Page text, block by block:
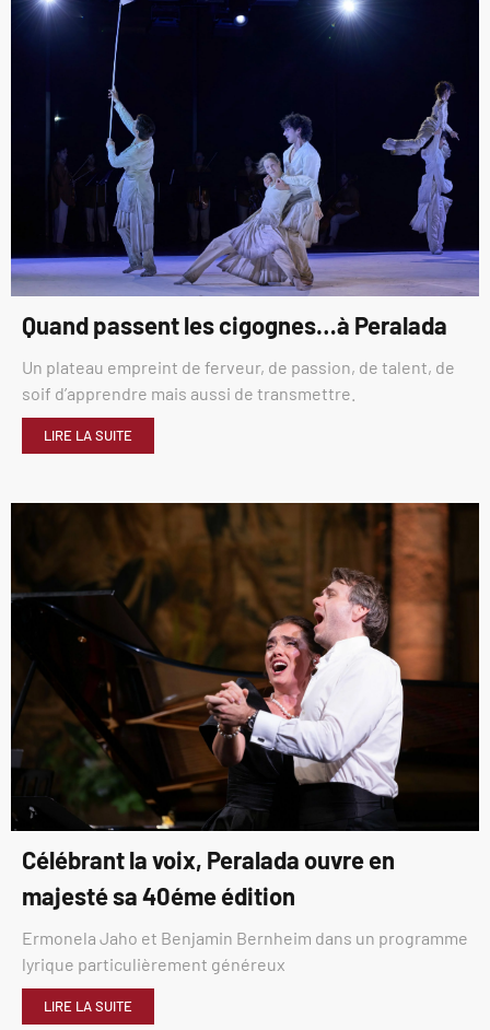
Quand passent les cigognes…à Peralada
Un plateau empreint de ferveur, de passion, de talent, de
soif d’apprendre mais aussi de transmettre.
LIRE LA SUITE
Célébrant la voix, Peralada ouvre en
majesté sa 40éme édition
Ermonela Jaho et Benjamin Bernheim dans un programme
lyrique particulièrement généreux
LIRE LA SUITE